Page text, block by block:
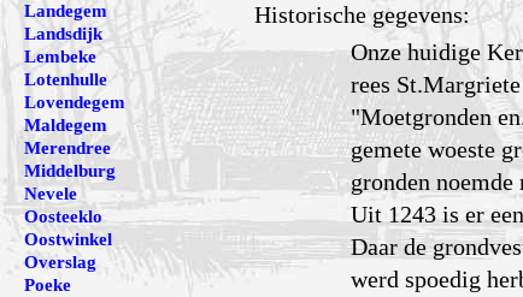
Historische gegevens:
Onze huidige
rees
"Moetgronden
gemete woeste
gronden
Uit 1243 is er
Daar de
werd spoedig
Landegem
Landsdijk
Lembeke
Lotenhulle
Lovendegem
Maldegem
Merendree
Middelburg
Nevele
Oosteeklo
Oostwinkel
Overslag
Poeke